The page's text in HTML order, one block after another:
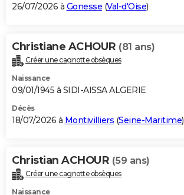
BONS PLANS
Carte de Noël
Carte Bonne année
Carte Saint-Valentin
Carte Pâques
Carte d'anniversaire
DICTIONNAIRE
Dictionnaire
Biographies
Citations
Expressions
Proverbes
PROGRAMME TV
S'inscrire
Se connecter
Lycées
Collèges
Primaires
Universités
Entreprises
Service militaire
Avis de recherche
AVIS DE DÉCÈS
Bricolage
Lifestyle
Culture
Sport
Auto
Television
Voyage
Cinema
26/07/2026 à Gonesse (Val-d'Oise)
Christiane ACHOUR (81 ans)
Créer une cagnotte obsèques
Naissance
09/01/1945 à SIDI-AISSA ALGERIE
Décès
18/07/2026 à Montivilliers (Seine-Maritime)
Christian ACHOUR (59 ans)
Créer une cagnotte obsèques
Naissance